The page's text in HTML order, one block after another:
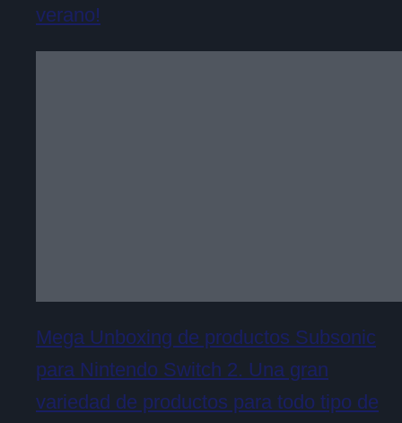
verano!
Mega Unboxing de productos Subsonic
para Nintendo Switch 2. Una gran
variedad de productos para todo tipo de